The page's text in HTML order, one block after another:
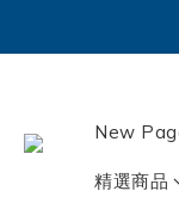
New
精選商品